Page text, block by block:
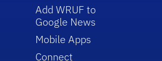
Add WRUF to
Google News
Mobile Apps
Connect